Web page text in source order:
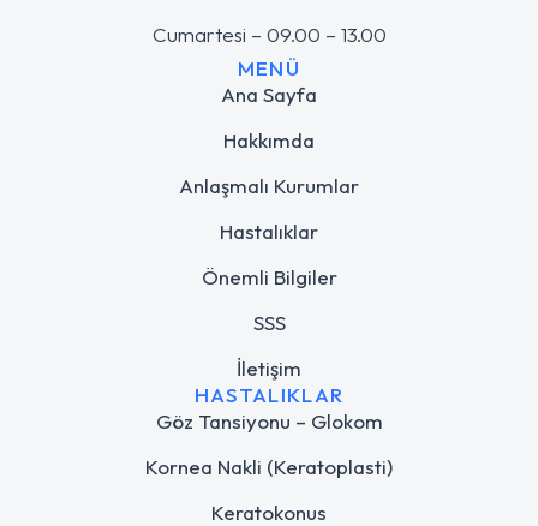
Cumartesi – 09.00 – 13.00
MENÜ
Ana Sayfa
Hakkımda
Anlaşmalı Kurumlar
Hastalıklar
Önemli Bilgiler
SSS
İletişim
HASTALIKLAR
Göz Tansiyonu – Glokom
Kornea Nakli (Keratoplasti)
Keratokonus